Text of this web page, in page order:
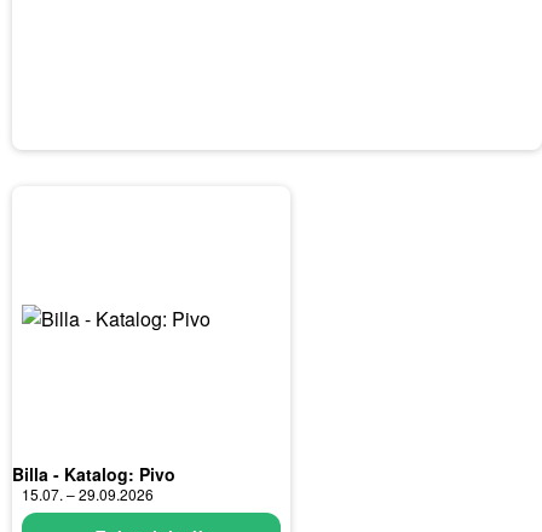
Billa - Katalog: Pivo
15.07. – 29.09.2026